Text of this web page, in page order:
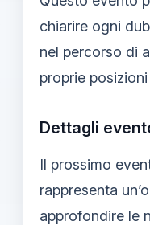
chiarire ogni
nel percorso di
proprie
Dettagli
Il prossimo
rappresenta
approfondire le